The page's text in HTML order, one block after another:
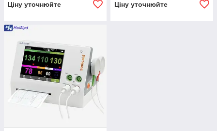
Ціну уточнюйте Ціну уточнюйте